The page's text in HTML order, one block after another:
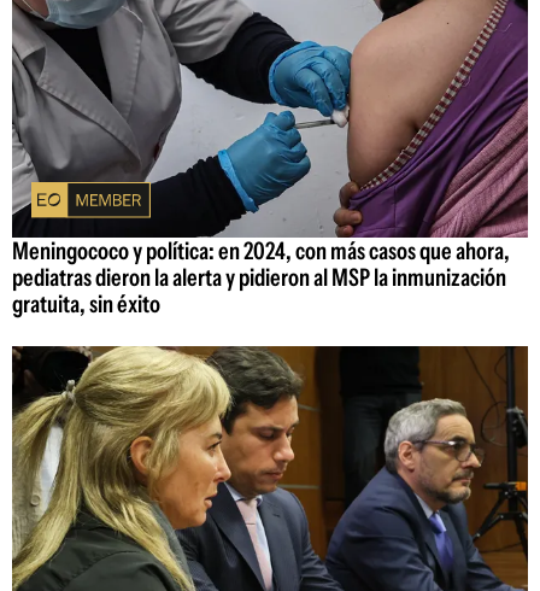
Meningococo y política: en 2024, con más casos que ahora,
pediatras dieron la alerta y pidieron al MSP la inmunización
gratuita, sin éxito